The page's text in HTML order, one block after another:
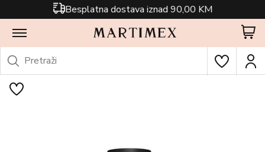
Besplatna dostava iznad 90,00 KM